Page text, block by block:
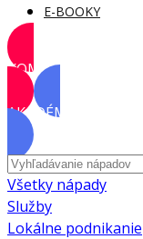
E-BOOKY
KOMUNITA
AKADÉMIA
Všetky nápady
Služby
Lokálne podnikanie